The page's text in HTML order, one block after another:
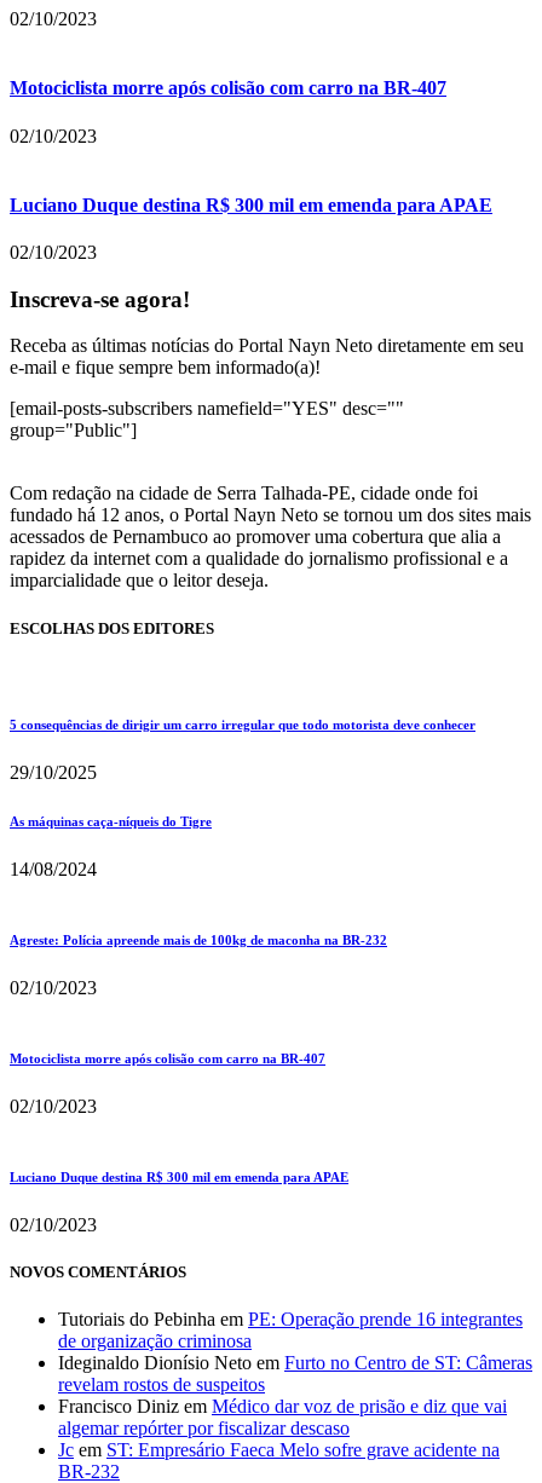
02/10/2023
Motociclista morre após colisão com carro na BR-407
02/10/2023
Luciano Duque destina R$ 300 mil em emenda para APAE
02/10/2023
Inscreva-se agora!
Receba as últimas notícias do Portal Nayn Neto diretamente em seu
e-mail e fique sempre bem informado(a)!
[email-posts-subscribers namefield="YES" desc=""
group="Public"]
Com redação na cidade de Serra Talhada-PE, cidade onde foi
fundado há 12 anos, o Portal Nayn Neto se tornou um dos sites mais
acessados de Pernambuco ao promover uma cobertura que alia a
rapidez da internet com a qualidade do jornalismo profissional e a
imparcialidade que o leitor deseja.
ESCOLHAS DOS EDITORES
5 consequências de dirigir um carro irregular que todo motorista deve conhecer
29/10/2025
As máquinas caça-níqueis do Tigre
14/08/2024
Agreste: Polícia apreende mais de 100kg de maconha na BR-232
02/10/2023
Motociclista morre após colisão com carro na BR-407
02/10/2023
Luciano Duque destina R$ 300 mil em emenda para APAE
02/10/2023
NOVOS COMENTÁRIOS
Tutoriais do Pebinha em PE: Operação prende 16 integrantes
de organização criminosa
Ideginaldo Dionísio Neto em Furto no Centro de ST: Câmeras
revelam rostos de suspeitos
Francisco Diniz em Médico dar voz de prisão e diz que vai
algemar repórter por fiscalizar descaso
Jc em ST: Empresário Faeca Melo sofre grave acidente na
BR-232